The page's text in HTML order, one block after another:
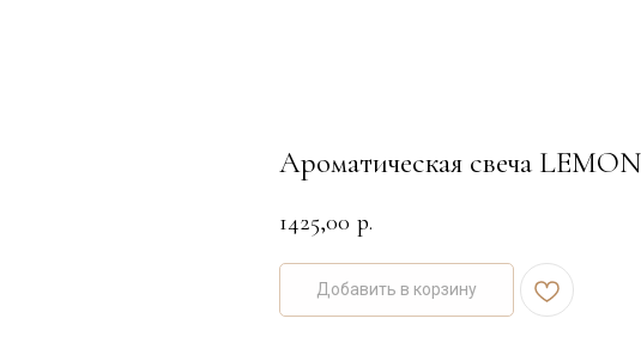
Ароматическая свеча
1425,00 р.
Добавить в корзину